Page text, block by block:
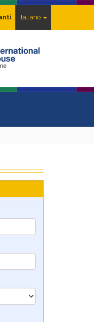
Italiano